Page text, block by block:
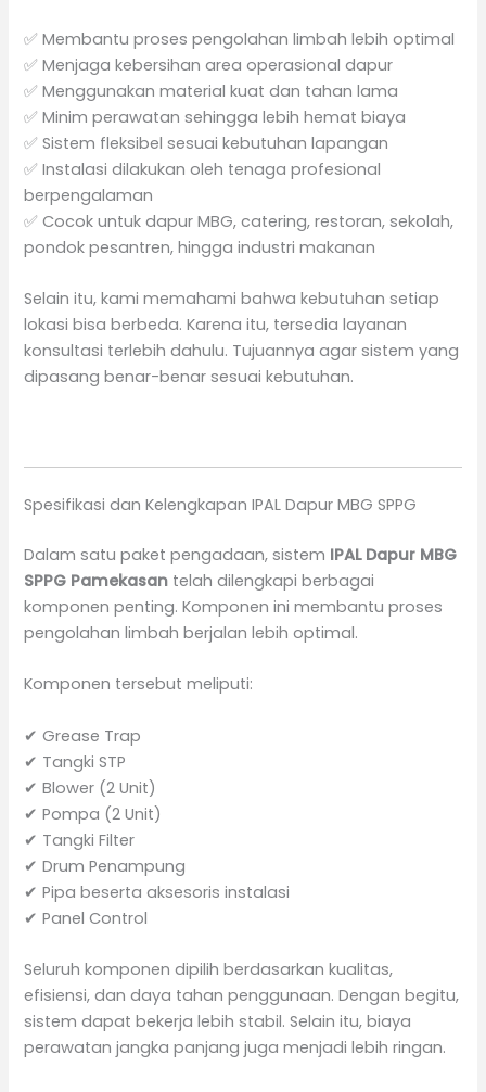
✅ Membantu proses pengolahan limbah lebih optimal
✅ Menjaga kebersihan area operasional dapur
✅ Menggunakan material kuat dan tahan lama
✅ Minim perawatan sehingga lebih hemat biaya
✅ Sistem fleksibel sesuai kebutuhan lapangan
✅ Instalasi dilakukan oleh tenaga profesional
berpengalaman
✅ Cocok untuk dapur MBG, catering, restoran, sekolah,
pondok pesantren, hingga industri makanan
Selain itu, kami memahami bahwa kebutuhan setiap
lokasi bisa berbeda. Karena itu, tersedia layanan
konsultasi terlebih dahulu. Tujuannya agar sistem yang
dipasang benar-benar sesuai kebutuhan.
Spesifikasi dan Kelengkapan IPAL Dapur MBG SPPG
Dalam satu paket pengadaan, sistem IPAL Dapur MBG
SPPG Pamekasan telah dilengkapi berbagai
komponen penting. Komponen ini membantu proses
pengolahan limbah berjalan lebih optimal.
Komponen tersebut meliputi:
✔ Grease Trap
✔ Tangki STP
✔ Blower (2 Unit)
✔ Pompa (2 Unit)
✔ Tangki Filter
✔ Drum Penampung
✔ Pipa beserta aksesoris instalasi
✔ Panel Control
Seluruh komponen dipilih berdasarkan kualitas,
efisiensi, dan daya tahan penggunaan. Dengan begitu,
sistem dapat bekerja lebih stabil. Selain itu, biaya
perawatan jangka panjang juga menjadi lebih ringan.